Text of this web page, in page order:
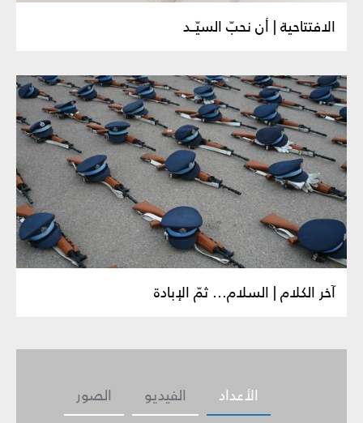
الافتتاحية | أن نحبّ السيّــد
آخر الكلام | السلام... ثمّ الإبادة
الصور الفيديو الأعداد